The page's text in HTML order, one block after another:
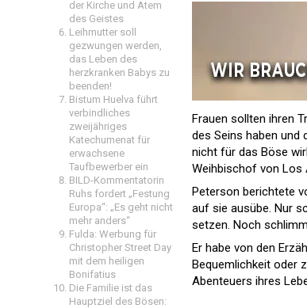
der Kirche und Atem
des Geistes
Leihmutter soll
gezwungen werden,
das Leben des
herzkranken Babys zu
beenden!
Bistum Huelva führt
verbindliches
zweijähriges
Katechumenat für
erwachsene
Taufbewerber ein
BILD-Kommentatorin
Ruhs fordert „Festung
Europa“: „Es geht nicht
mehr anders“
Fulda: Werbung für
Christopher Street Day
mit dem heiligen
Bonifatius
Die Familie ist das
Hauptziel des Bösen:
Frauen sollten ihren
des Seins haben
nicht für das Böse
Weihbischof von Los
Peterson berichtete
auf sie ausübe. Nur
setzen. Noch
Er habe von den
Bequemlichkeit oder
Abenteuers ihres